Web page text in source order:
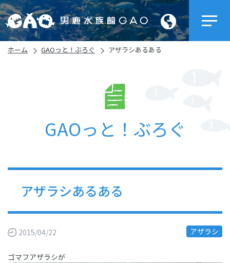
ホーム GAOっと！ぶろぐ アザラシあるある
GAOっと！ぶろぐ
アザラシあるある
2015/04/22 アザラシ
ゴマフアザラシが